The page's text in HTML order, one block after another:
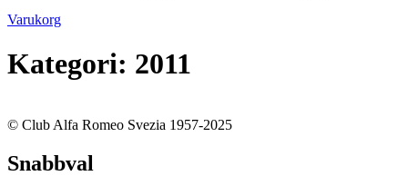
Varukorg
Kategori: 2011
© Club Alfa Romeo Svezia 1957-2025
Snabbval